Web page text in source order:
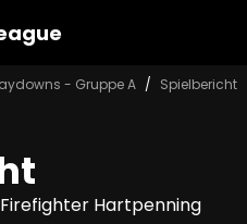
- Gruppe A Spielbericht
Hartpenning